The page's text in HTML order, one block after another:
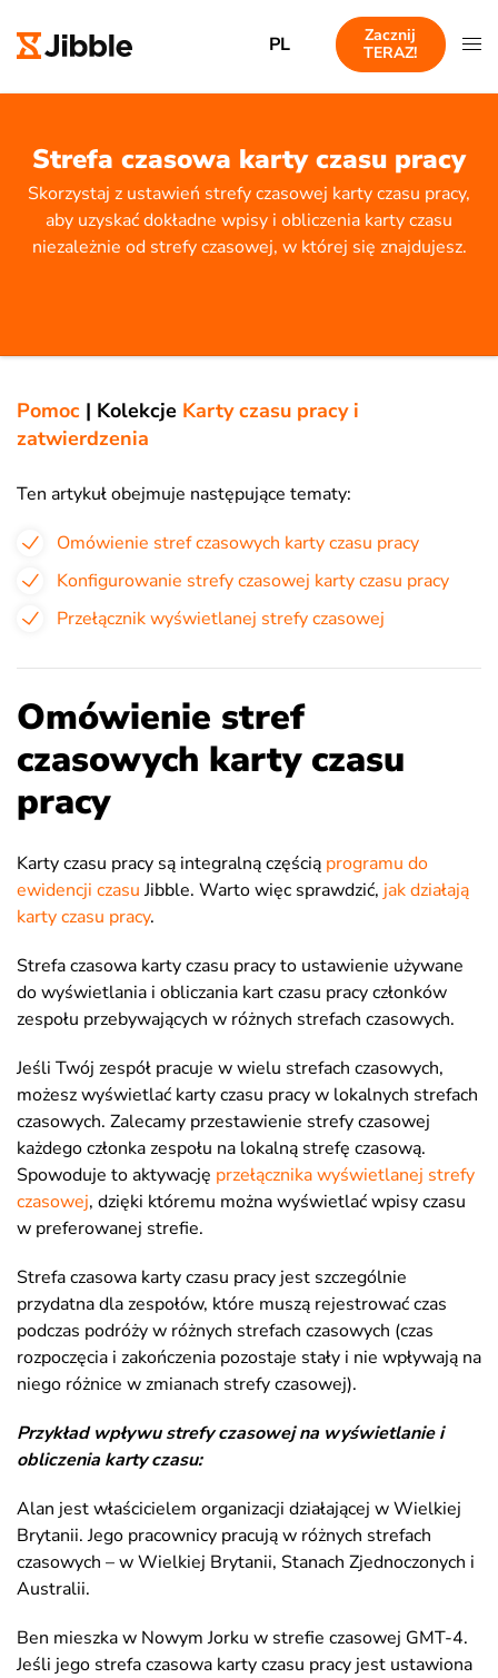
PL
Zacznij
TERAZ!
Strefa czasowa karty czasu pracy
Skorzystaj z ustawień strefy czasowej karty czasu pracy,
aby uzyskać dokładne wpisy i obliczenia karty czasu
niezależnie od strefy czasowej, w której się znajdujesz.
Pomoc | Kolekcje Karty czasu pracy i
zatwierdzenia
Ten artykuł obejmuje następujące tematy:
Omówienie stref czasowych karty czasu pracy
Konfigurowanie strefy czasowej karty czasu pracy
Przełącznik wyświetlanej strefy czasowej
Omówienie stref
czasowych karty czasu
pracy
Karty czasu pracy są integralną częścią programu do
ewidencji czasuJibble. Warto więc sprawdzić, jak działają
karty czasu pracy.
Strefa czasowa karty czasu pracy to ustawienie używane
do wyświetlania i obliczania kart czasu pracy członków
zespołu przebywających w różnych strefach czasowych.
Jeśli Twój zespół pracuje w wielu strefach czasowych,
możesz wyświetlać karty czasu pracy w lokalnych strefach
czasowych. Zalecamy przestawienie strefy czasowej
każdego członka zespołu na lokalną strefę czasową.
Spowoduje to aktywację przełącznika wyświetlanej strefy
czasowej, dzięki któremu można wyświetlać wpisy czasu
w preferowanej strefie.
Strefa czasowa karty czasu pracy jest szczególnie
przydatna dla zespołów, które muszą rejestrować czas
podczas podróży w różnych strefach czasowych (czas
rozpoczęcia i zakończenia pozostaje stały i nie wpływają na
niego różnice w zmianach strefy czasowej).
Przykład wpływu strefy czasowej na wyświetlanie i
obliczenia karty czasu:
Alan jest właścicielem organizacji działającej w Wielkiej
Brytanii. Jego pracownicy pracują w różnych strefach
czasowych – w Wielkiej Brytanii, Stanach Zjednoczonych i
Australii.
Ben mieszka w Nowym Jorku w strefie czasowej GMT-4.
Jeśli jego strefa czasowa karty czasu pracy jest ustawiona